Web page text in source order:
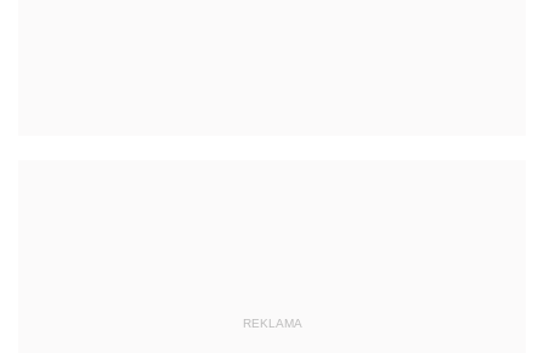
REKLAMA